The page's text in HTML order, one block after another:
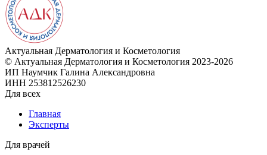
Актуальная Дерматология и Косметология
© Актуальная Дерматология и Косметология 2023-2026
ИП Наумчик Галина Александровна
ИНН 253812526230
Для всех
Главная
Эксперты
Для врачей